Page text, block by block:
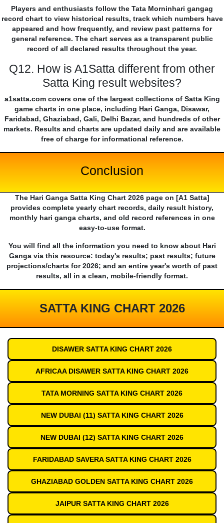
Players and enthusiasts follow the Tata Morninhari gangag
record chart to view historical results, track which numbers have
appeared and how frequently, and review past patterns for
general reference. The chart serves as a transparent public
record of all declared results throughout the year.
Q12. How is A1Satta different from other
Satta King result websites?
a1satta.com covers one of the largest collections of Satta King
game charts in one place, including Hari Ganga, Disawar,
Faridabad, Ghaziabad, Gali, Delhi Bazar, and hundreds of other
markets. Results and charts are updated daily and are available
free of charge for informational reference.
Conclusion
The Hari Ganga Satta King Chart 2026 page on [A1 Satta]
provides complete yearly chart records, daily result history,
monthly hari ganga charts, and old record references in one
easy-to-use format.
You will find all the information you need to know about Hari
Ganga via this resource: today's results; past results; future
projections/charts for 2026; and an entire year's worth of past
results, all in a clean, mobile-friendly format.
SATTA KING CHART 2026
DISAWER SATTA KING CHART 2026
AFRICAA DISAWER SATTA KING CHART 2026
TATA MORNING SATTA KING CHART 2026
NEW DUBAI (11) SATTA KING CHART 2026
NEW DUBAI (12) SATTA KING CHART 2026
FARIDABAD SAVERA SATTA KING CHART 2026
GHAZIABAD GOLDEN SATTA KING CHART 2026
JAIPUR SATTA KING CHART 2026